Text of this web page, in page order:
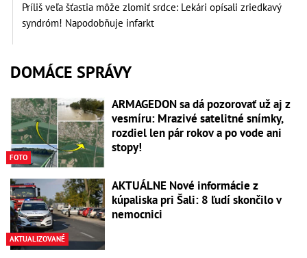
Príliš veľa šťastia môže zlomiť srdce: Lekári opísali zriedkavý
syndróm! Napodobňuje infarkt
DOMÁCE SPRÁVY
FOTO
ARMAGEDON sa dá pozorovať už aj z
vesmíru: Mrazivé satelitné snímky,
rozdiel len pár rokov a po vode ani
stopy!
AKTUALIZOVANÉ
AKTUÁLNE Nové informácie z
kúpaliska pri Šali: 8 ľudí skončilo v
nemocnici